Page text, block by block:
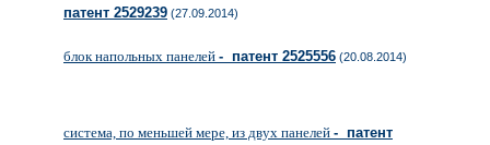
патент 2529239 (27.09.2014)
блок напольных панелей - патент 2525556 (20.08.2014)
система, по меньшей мере, из двух панелей - патент